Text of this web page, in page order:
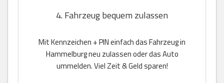
4. Fahrzeug bequem zulassen
Mit Kennzeichen + PIN einfach das Fahrzeug in
Hammelburg neu zulassen oder das Auto
ummelden. Viel Zeit & Geld sparen!